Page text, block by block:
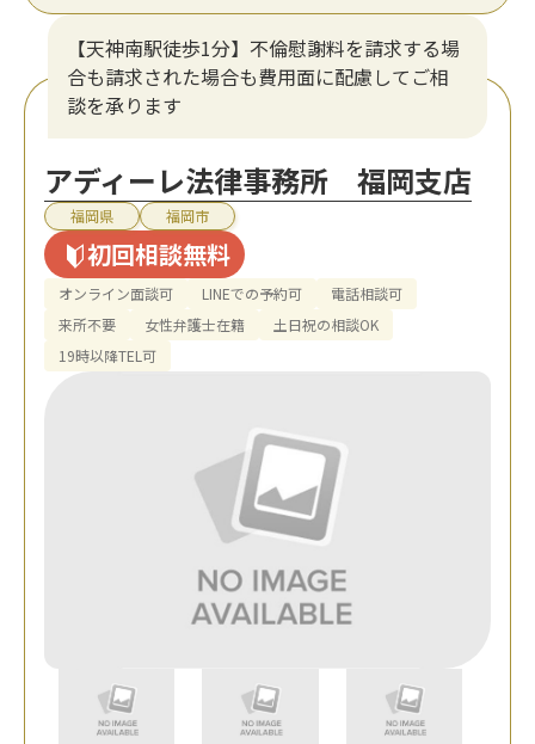
【天神南駅徒歩1分】不倫慰謝料を請求する場
合も請求された場合も費用面に配慮してご相
談を承ります
アディーレ法律事務所 福岡支店
福岡県 福岡市
初回相談無料
オンライン面談可 LINEでの予約可
電話相談可
来所不要
女性弁護士在籍
土日祝の相談OK
19時以降TEL可